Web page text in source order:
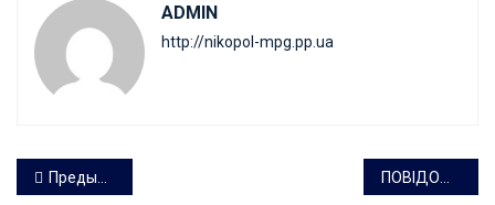
ADMIN
http://nikopol-mpg.pp.ua
Навигация
Предыдущая запись